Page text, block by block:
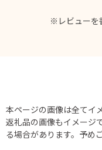
※レビューを
本ページの画像は全てイ
返礼品の画像もイメージ
る場合があります。予め